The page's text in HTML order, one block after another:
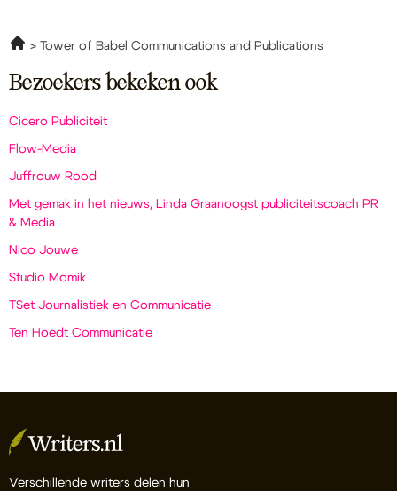
Tower of Babel Communications and Publications
Bezoekers bekeken ook
Cicero Publiciteit
Flow-Media
Juffrouw Rood
Met gemak in het nieuws, Linda Graanoogst publiciteitscoach PR
& Media
Nico Jouwe
Studio Momik
TSet Journalistiek en Communicatie
Ten Hoedt Communicatie
Verschillende writers delen hun